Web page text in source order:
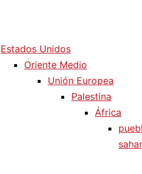
Estados Unidos
Oriente Medio
Unión Europea
Palestina
África